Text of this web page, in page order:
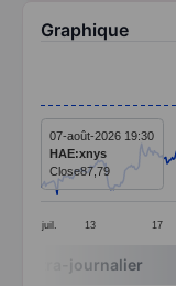
Graphique
Line chart with
The chart has
The chart has
juil. 13 17
07-août-2026 19:30
HAE:xnys
Close87,79
End of
Intra-journalier